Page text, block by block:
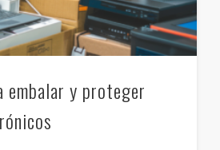
embalar y proteger